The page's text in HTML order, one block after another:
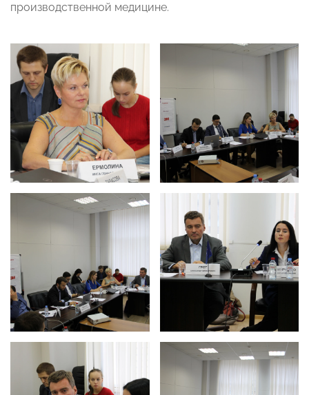
производственной медицине.